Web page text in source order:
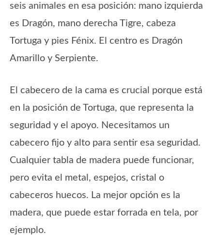
seis animales en esa posición: mano izquierda
es Dragón, mano derecha Tigre, cabeza
Tortuga y pies Fénix. El centro es Dragón
Amarillo y Serpiente.
El cabecero de la cama es crucial porque está
en la posición de Tortuga, que representa la
seguridad y el apoyo. Necesitamos un
cabecero fijo y alto para sentir esa seguridad.
Cualquier tabla de madera puede funcionar,
pero evita el metal, espejos, cristal o
cabeceros huecos. La mejor opción es la
madera, que puede estar forrada en tela, por
ejemplo.